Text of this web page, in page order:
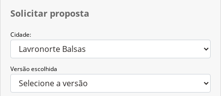
Solicitar proposta
Cidade:
Versão escolhida